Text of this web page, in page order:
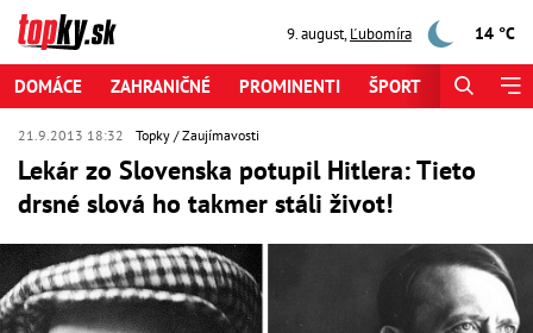
9. august,Ľubomíra 14 °C
DOMÁCE ZAHRANIČNÉ PROMINENTI ŠPORT
21.9.2013 18:32 Topky Zaujímavosti
Lekár zo Slovenska potupil Hitlera: Tieto
drsné slová ho takmer stáli život!